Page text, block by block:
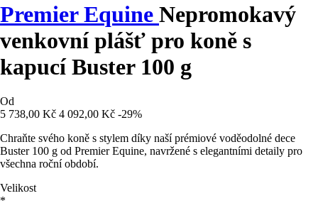
Premier Equine Nepromokavý
venkovní plášť pro koně s
kapucí Buster 100 g
Od
5 738,00 Kč 4 092,00 Kč -29%
Chraňte svého koně s stylem díky naší prémiové voděodolné dece
Buster 100 g od Premier Equine, navržené s elegantními detaily pro
všechna roční období.
Velikost
*